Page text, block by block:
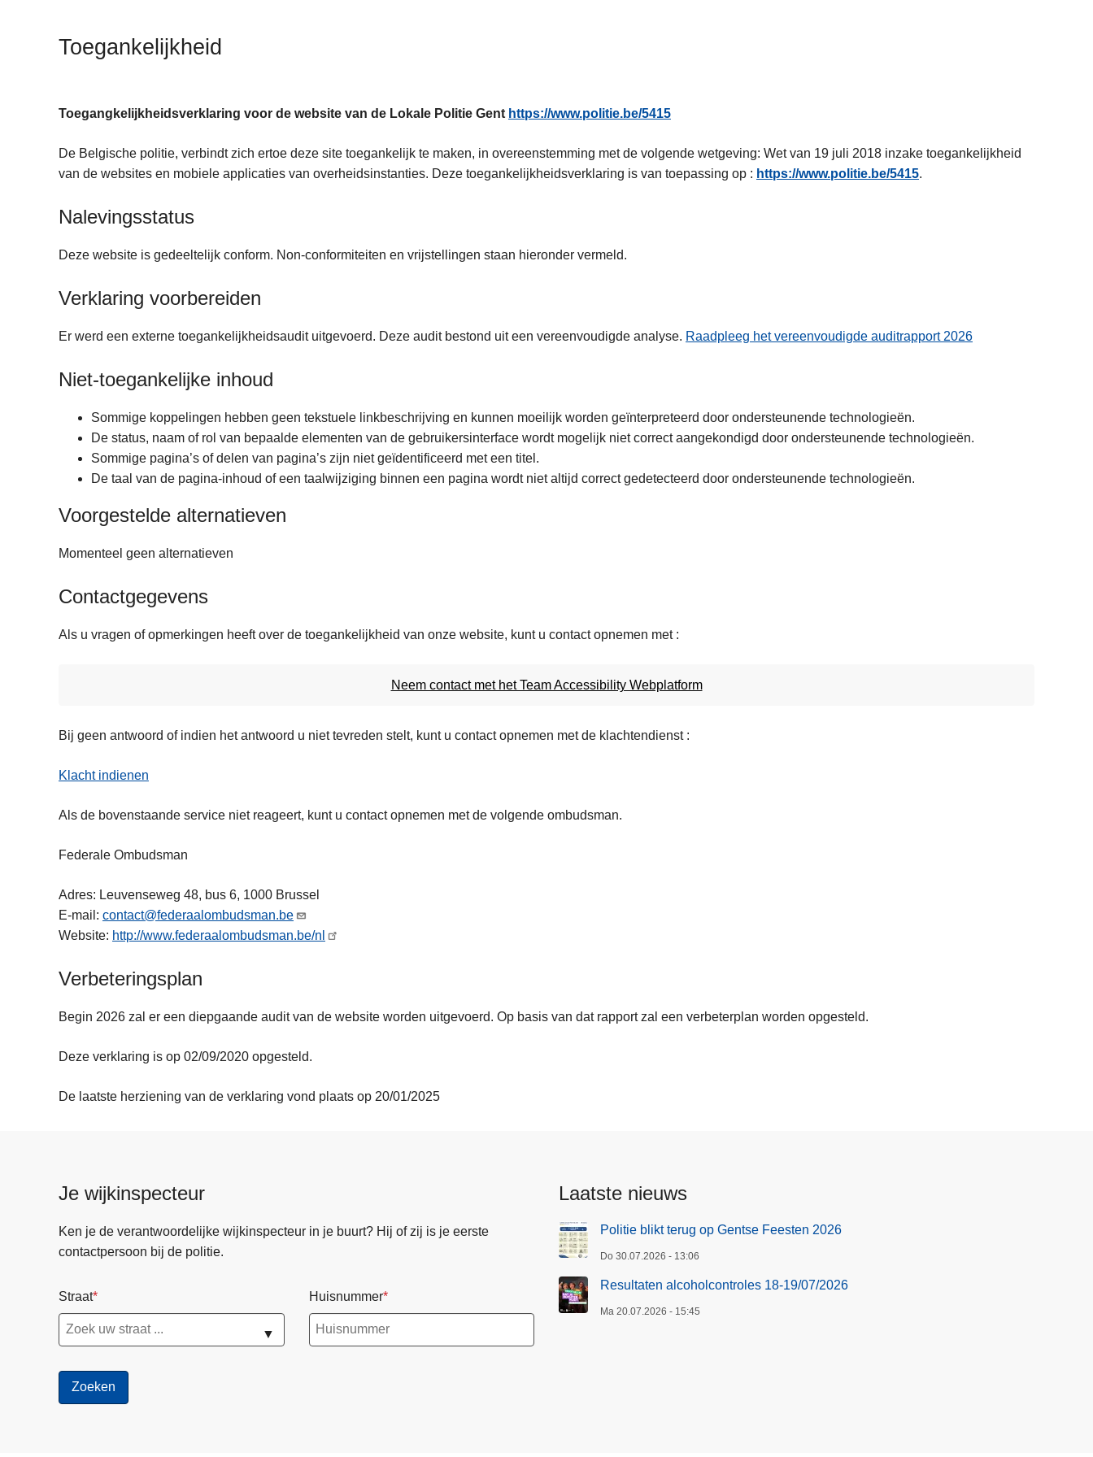
Toegankelijkheid
Toegangkelijkheidsverklaring voor de website van de Lokale Politie Gent https://www.politie.be/5415
De Belgische politie, verbindt zich ertoe deze site toegankelijk te maken, in overeenstemming met de volgende wetgeving: Wet van 19 juli 2018 inzake toegankelijkheid
van de websites en mobiele applicaties van overheidsinstanties. Deze toegankelijkheidsverklaring is van toepassing op : https://www.politie.be/5415.
Nalevingsstatus
Deze website is gedeeltelijk conform. Non-conformiteiten en vrijstellingen staan hieronder vermeld.
Verklaring voorbereiden
Er werd een externe toegankelijkheidsaudit uitgevoerd. Deze audit bestond uit een vereenvoudigde analyse. Raadpleeg het vereenvoudigde auditrapport 2026
Niet-toegankelijke inhoud
Sommige koppelingen hebben geen tekstuele linkbeschrijving en kunnen moeilijk worden geïnterpreteerd door ondersteunende technologieën.
De status, naam of rol van bepaalde elementen van de gebruikersinterface wordt mogelijk niet correct aangekondigd door ondersteunende technologieën.
Sommige pagina’s of delen van pagina’s zijn niet geïdentificeerd met een titel.
De taal van de pagina-inhoud of een taalwijziging binnen een pagina wordt niet altijd correct gedetecteerd door ondersteunende technologieën.
Voorgestelde alternatieven
Momenteel geen alternatieven
Contactgegevens
Als u vragen of opmerkingen heeft over de toegankelijkheid van onze website, kunt u contact opnemen met :
Neem contact met het Team Accessibility Webplatform
Bij geen antwoord of indien het antwoord u niet tevreden stelt, kunt u contact opnemen met de klachtendienst :
Klacht indienen
Als de bovenstaande service niet reageert, kunt u contact opnemen met de volgende ombudsman.
Federale Ombudsman
Adres: Leuvenseweg 48, bus 6, 1000 Brussel
E-mail: contact@federaalombudsman.be
Website: http://www.federaalombudsman.be/nl
Verbeteringsplan
Begin 2026 zal er een diepgaande audit van de website worden uitgevoerd. Op basis van dat rapport zal een verbeterplan worden opgesteld.
Deze verklaring is op 02/09/2020 opgesteld.
De laatste herziening van de verklaring vond plaats op 20/01/2025
Je wijkinspecteur
Ken je de verantwoordelijke wijkinspecteur in je buurt? Hij of zij is je eerste
contactpersoon bij de politie.
Straat
▼
Huisnummer
Laatste nieuws
Politie blikt terug op Gentse Feesten 2026
Do 30.07.2026 - 13:06
Resultaten alcoholcontroles 18-19/07/2026
Ma 20.07.2026 - 15:45